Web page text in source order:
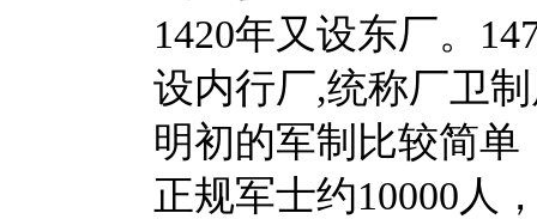
1420年又设东厂。
设内行厂,统称厂卫
明初的军制比较简单
正规军士约10000人